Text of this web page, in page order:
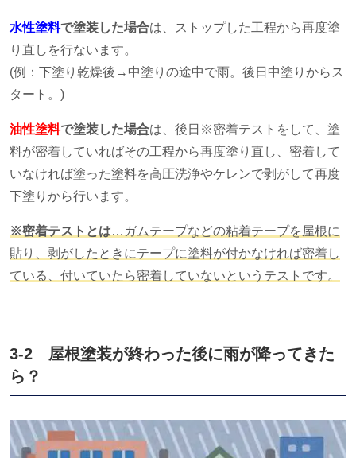
水性塗料で塗装した場合は、ストップした工程から再度塗
り直しを行ないます。
(例：下塗り乾燥後→中塗りの途中で雨。後日中塗りからス
タート。 )
油性塗料で塗装した場合は、後日※密着テストをして、塗
料が密着していればその工程から再度塗り直し、密着して
いなければ塗った塗料を高圧洗浄やケレンで剥がして再度
下塗りから行います。
※密着テストとは…ガムテープなどの粘着テープを屋根に
貼り、剥がしたときにテープに塗料が付かなければ密着し
ている、付いていたら密着していないというテストです。
3-2 屋根塗装が終わった後に雨が降ってきた
ら？